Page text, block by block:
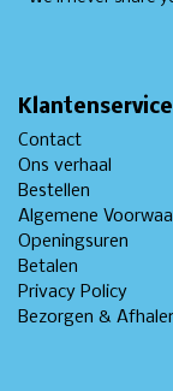
Klantenservice
Contact
Ons verhaal
Bestellen
Algemene
Openingsuren
Betalen
Privacy Policy
Bezorgen &